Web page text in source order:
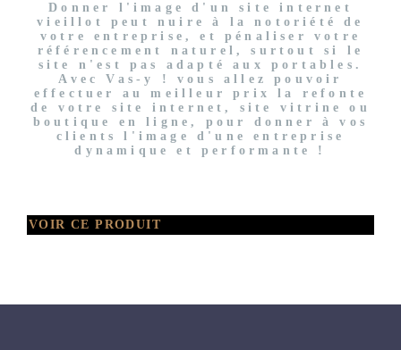
Donner l'image d'un site internet
vieillot peut nuire à la notoriété de
votre entreprise, et pénaliser votre
référencement naturel, surtout si le
site n'est pas adapté aux portables.
Avec Vas-y ! vous allez pouvoir
effectuer au meilleur prix la refonte
de votre site internet, site vitrine ou
boutique en ligne, pour donner à vos
clients l'image d'une entreprise
dynamique et performante !
VOIR CE PRODUIT